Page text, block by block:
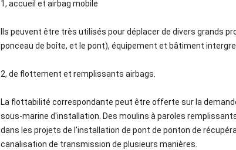
1, accueil et airbag mobile
Ils peuvent être très utilisés pour déplacer de divers grands
ponceau de boîte, et le pont), équipement et bâtiment
2, de flottement et remplissants airbags.
La flottabilité correspondante peut être offerte sur la
sous-marine d'installation. Des moulins à paroles
dans les projets de l'installation de pont de ponton de
canalisation de transmission de plusieurs manières.